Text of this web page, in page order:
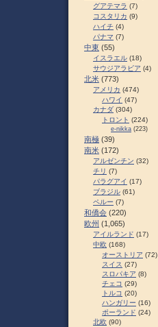
グアテマラ (7)
コスタリカ (9)
ハイチ (4)
パナマ (7)
中東 (55)
イスラエル (18)
サウジアラビア (4)
北米 (773)
アメリカ (474)
ハワイ (47)
カナダ (304)
トロント (224)
e-nikka (223)
南極 (39)
南米 (172)
アルゼンチン (32)
チリ (7)
パラグアイ (17)
ブラジル (61)
ペルー (7)
和僑会 (220)
欧州 (1,065)
アイルランド (17)
中欧 (168)
オーストリア (72)
スイス (27)
スロパキア (8)
チェコ (29)
トルコ (20)
ハンガリー (16)
ポーランド (24)
北欧 (90)